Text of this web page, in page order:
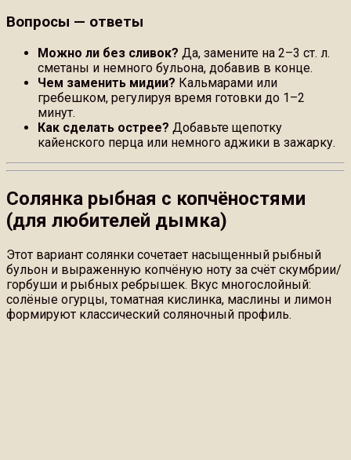
Вопросы — ответы
Можно ли без сливок? Да, замените на 2–3 ст. л.
сметаны и немного бульона, добавив в конце.
Чем заменить мидии? Кальмарами или
гребешком, регулируя время готовки до 1–2
минут.
Как сделать острее? Добавьте щепотку
кайенского перца или немного аджики в зажарку.
Солянка рыбная с копчёностями
(для любителей дымка)
Этот вариант солянки сочетает насыщенный рыбный
бульон и выраженную копчёную ноту за счёт скумбрии/
горбуши и рыбных ребрышек. Вкус многослойный:
солёные огурцы, томатная кислинка, маслины и лимон
формируют классический соляночный профиль.